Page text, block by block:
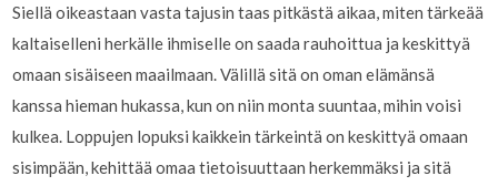
Siellä oikeastaan vasta tajusin taas pitkästä aikaa, miten tärkeää
kaltaiselleni herkälle ihmiselle on saada rauhoittua ja keskittyä
omaan sisäiseen maailmaan. Välillä sitä on oman elämänsä
kanssa hieman hukassa, kun on niin monta suuntaa, mihin voisi
kulkea. Loppujen lopuksi kaikkein tärkeintä on keskittyä omaan
sisimpään, kehittää omaa tietoisuuttaan herkemmäksi ja sitä